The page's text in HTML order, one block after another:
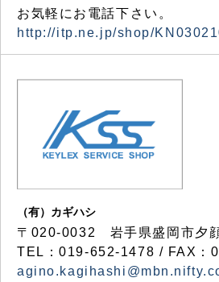
お気軽にお電話下さい。
http://itp.ne.jp/shop/
（有）カギハシ
〒020-0032 岩手県盛岡市夕
TEL：019-652-1478 / FAX：